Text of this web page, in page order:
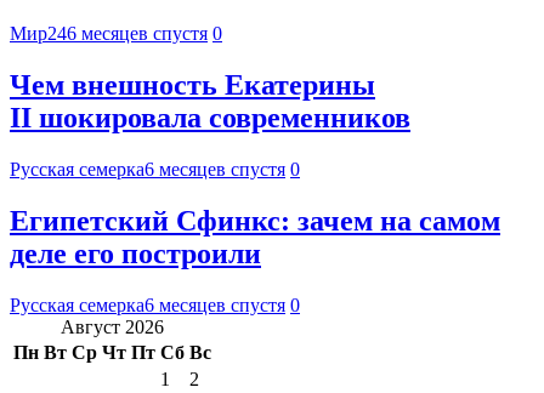
Мир246 месяцев спустя 0
Чем внешность Екатерины
II шокировала современников
Русская семерка6 месяцев спустя 0
Египетский Сфинкс: зачем на самом
деле его построили
Русская семерка6 месяцев спустя 0
Август 2026
Пн Вт Ср Чт Пт Сб Вс
1
2